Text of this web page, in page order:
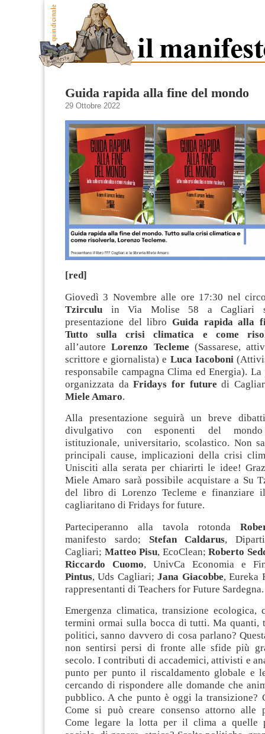
Guida rapida alla fine del mondo
29 Ottobre 2022
[red]
Giovedì 3 Novembre alle ore 17:30 nel
Tzirculu in Via Molise 58 a Cagliari
presentazione del libro Guida rapida alla
Tutto sulla crisi climatica e come
all’autoreLorenzo Tecleme (Sassarese,
scrittore e giornalista) e Luca Iacoboni
responsabile campagna Clima ed Energia). La
organizzata daFridays for futuredi
Miele Amaro.
Alla presentazione seguirà un breve
divulgativo con esponenti del mondo
istituzionale, universitario, scolastico. Non
principali cause, implicazioni della crisi
Unisciti alla serata per chiarirti le idee!
Miele Amaro sarà possibile acquistare a Su
del libro di Lorenzo Tecleme e finanziare
cagliaritano di Fridays for future.
Parteciperanno alla tavola rotonda
manifesto sardo; Stefan Caldarus,
Cagliari; Matteo Pisu, EcoClean;Roberto
Riccardo Cuomo, UnivCa Economia e
Pintus, Uds Cagliari;Jana Giacobbe, Eureka
rappresentanti di Teachers for Future Sardegna.
Emergenza climatica, transizione ecologica,
termini ormai sulla bocca di tutti. Ma quanti,
politici, sanno davvero di cosa parlano?
non sentirsi persi di fronte alle sfide più
secolo. I contributi di accademici, attivisti e
punto per punto il riscaldamento globale e
cercando di rispondere alle domande che
pubblico. A che punto è oggi la transizione?
Come si può creare consenso attorno alle
Come legare la lotta per il clima a quelle